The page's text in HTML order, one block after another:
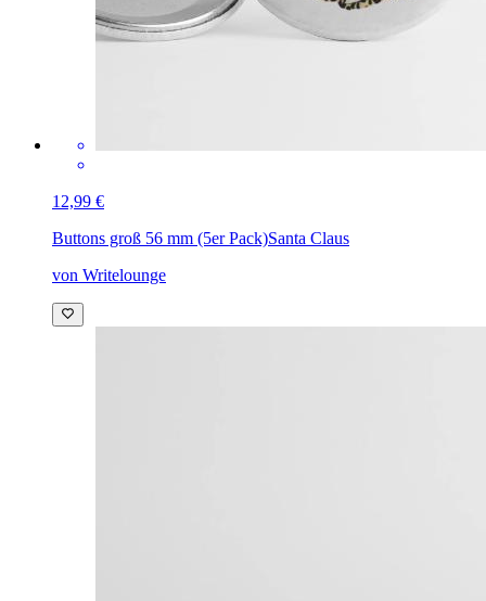
12,99 €
Buttons groß 56 mm (5er Pack)Santa Claus
von Writelounge